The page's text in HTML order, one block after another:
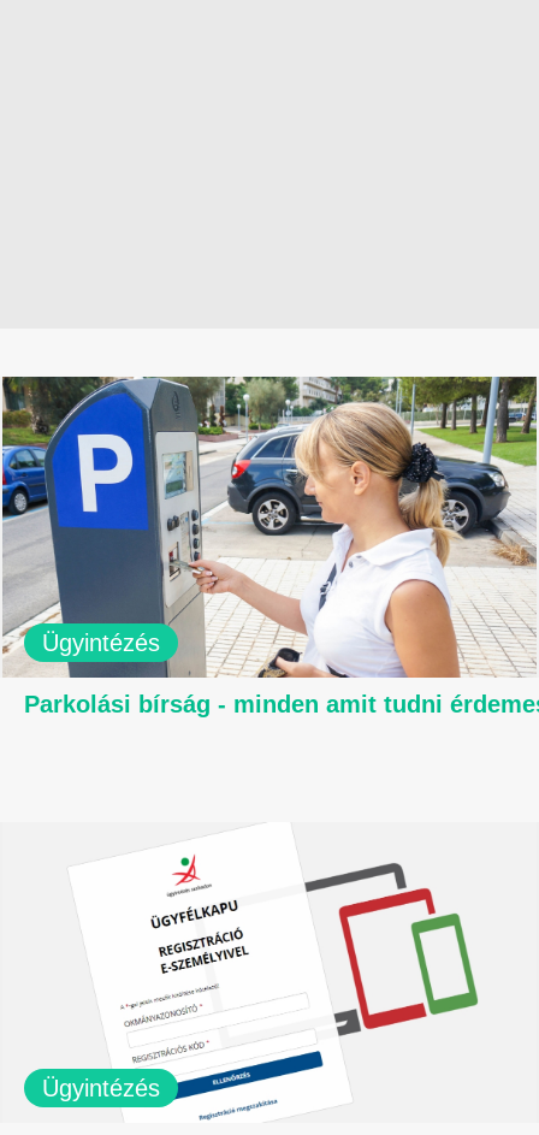
Ügyintézés
Parkolási bírság - minden amit tudni
Ügyintézés